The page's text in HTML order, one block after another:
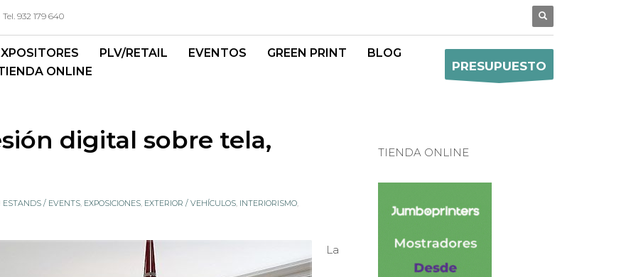
932 179 640
PLV/RETAIL EVENTOS GREEN PRINT
BLOG
ONLINE
PRESUPUESTO
digital sobre tela,
ESTANDS / EVENTS, EXPOSICIONES, EXTERIOR / VEHÍCULOS, INTERIORISMO,
La
TIENDA ONLINE